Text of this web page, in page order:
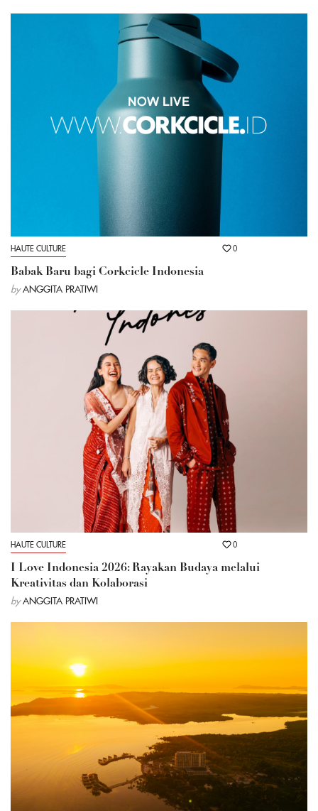
HAUTE CULTURE 0
Babak Baru bagi Corkcicle Indonesia
by ANGGITA PRATIWI
HAUTE CULTURE 0
I Love Indonesia 2026: Rayakan Budaya melalui
Kreativitas dan Kolaborasi
by ANGGITA PRATIWI